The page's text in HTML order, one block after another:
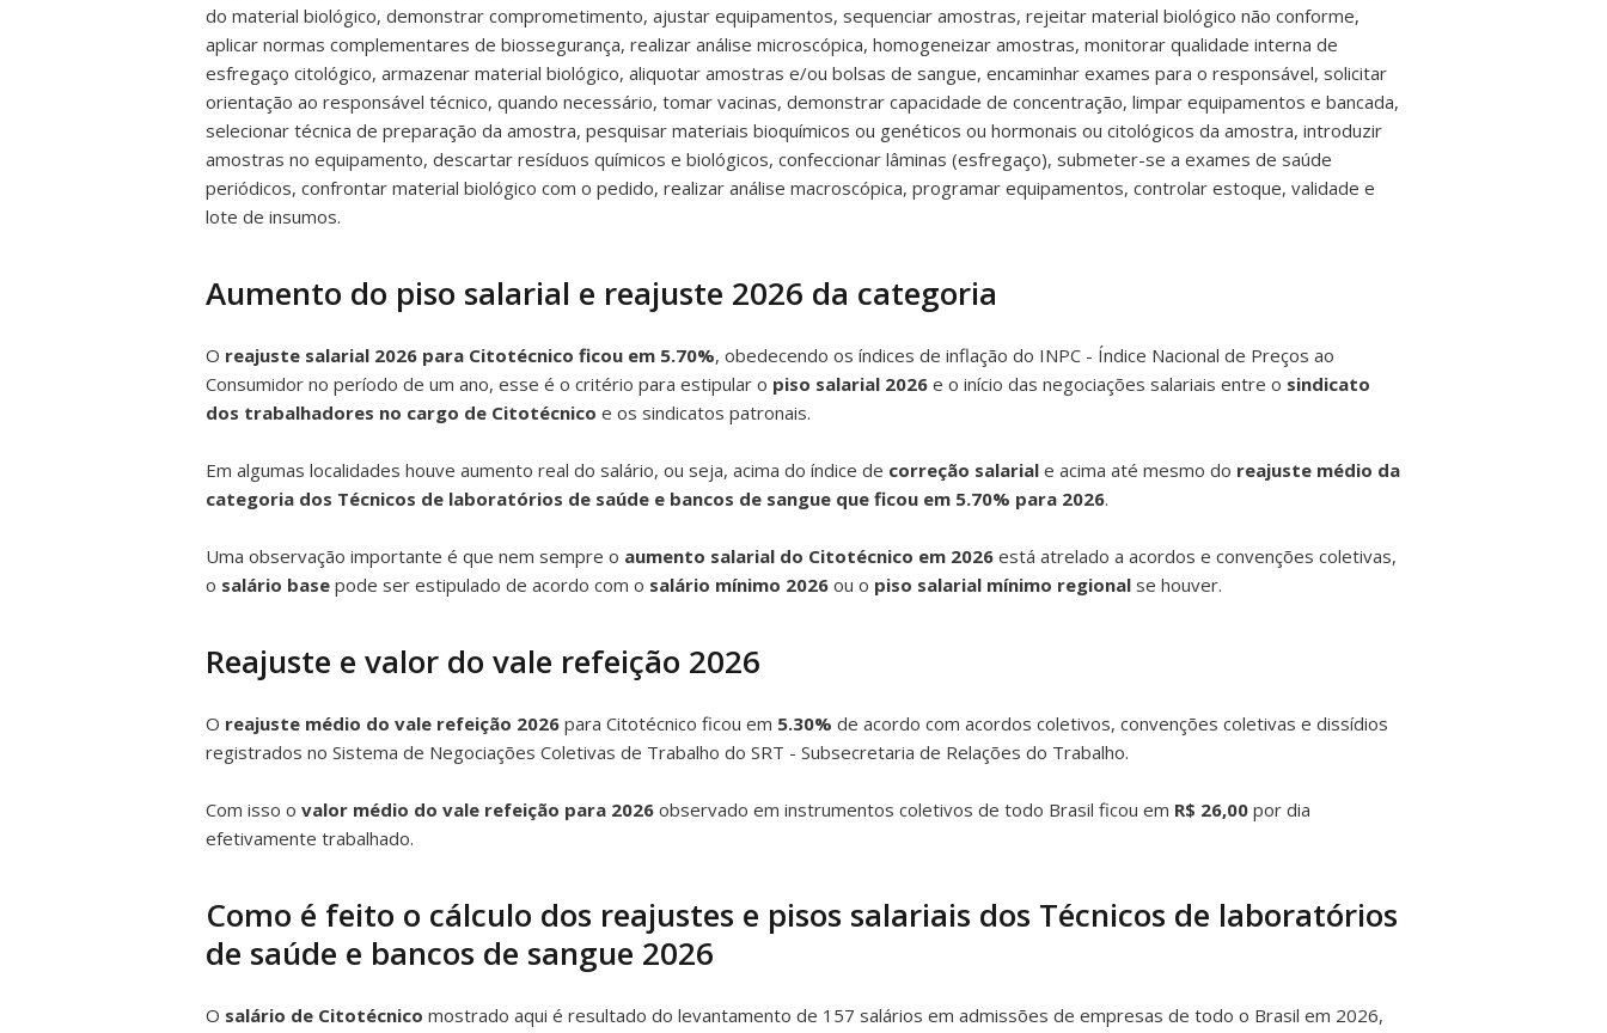
do material biológico, demonstrar comprometimento, ajustar equipamentos, sequenciar amostras, rejeitar material biológico não conforme,
aplicar normas complementares de biossegurança, realizar análise microscópica, homogeneizar amostras, monitorar qualidade interna de
esfregaço citológico, armazenar material biológico, aliquotar amostras e/ou bolsas de sangue, encaminhar exames para o responsável, solicitar
orientação ao responsável técnico, quando necessário, tomar vacinas, demonstrar capacidade de concentração, limpar equipamentos e bancada,
selecionar técnica de preparação da amostra, pesquisar materiais bioquímicos ou genéticos ou hormonais ou citológicos da amostra, introduzir
amostras no equipamento, descartar resíduos químicos e biológicos, confeccionar lâminas (esfregaço), submeter-se a exames de saúde
periódicos, confrontar material biológico com o pedido, realizar análise macroscópica, programar equipamentos, controlar estoque, validade e
lote de insumos.
Aumento do piso salarial e reajuste 2026 da categoria
O reajuste salarial 2026 para Citotécnico ficou em 5.70%, obedecendo os índices de inflação do INPC - Índice Nacional de Preços ao
Consumidor no período de um ano, esse é o critério para estipular o piso salarial 2026 e o início das negociações salariais entre o sindicato
dos trabalhadores no cargo de Citotécnico e os sindicatos patronais.
Em algumas localidades houve aumento real do salário, ou seja, acima do índice de correção salarial e acima até mesmo do reajuste médio da
categoria dos Técnicos de laboratórios de saúde e bancos de sangue que ficou em 5.70% para 2026.
Uma observação importante é que nem sempre o aumento salarial do Citotécnico em 2026 está atrelado a acordos e convenções coletivas,
o salário base pode ser estipulado de acordo com o salário mínimo 2026 ou o piso salarial mínimo regional se houver.
Reajuste e valor do vale refeição 2026
O reajuste médio do vale refeição 2026 para Citotécnico ficou em 5.30% de acordo com acordos coletivos, convenções coletivas e dissídios
registrados no Sistema de Negociações Coletivas de Trabalho do SRT - Subsecretaria de Relações do Trabalho.
Com isso o valor médio do vale refeição para 2026 observado em instrumentos coletivos de todo Brasil ficou em R$ 26,00 por dia
efetivamente trabalhado.
Como é feito o cálculo dos reajustes e pisos salariais dos Técnicos de laboratórios
de saúde e bancos de sangue 2026
O salário de Citotécnico mostrado aqui é resultado do levantamento de 157 salários em admissões de empresas de todo o Brasil em 2026,